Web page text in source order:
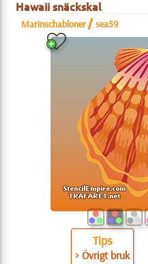
Hawaii snäckskal
Marinschabloner /sea59
Tips
> Övrigt bruk